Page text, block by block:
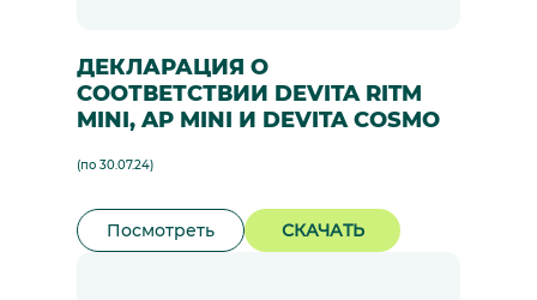
ДЕКЛАРАЦИЯ О
СООТВЕТСТВИИ DEVITA RITM
MINI, AP MINI И DEVITA COSMO
(по 30.07.24)
Посмотреть СКАЧАТЬ